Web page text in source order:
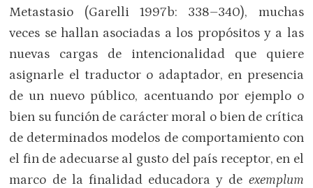
Metastasio (Garelli 1997b: 338–340), muchas
veces se hallan asociadas a los propósitos y a las
nuevas cargas de intencionalidad que quiere
asignarle el traductor o adaptador, en presencia
de un nuevo público, acentuando por ejemplo o
bien su función de carácter moral o bien de crítica
de determinados modelos de comportamiento con
el fin de adecuarse al gusto del país receptor, en el
marco de la finalidad educadora y de exemplum